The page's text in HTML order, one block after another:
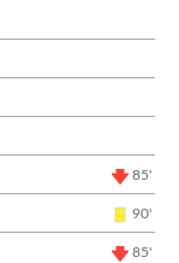
85'
90'
85'